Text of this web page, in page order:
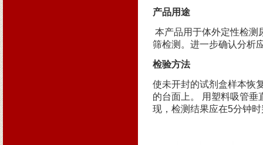
产品用途
本产品用于体外定性检测
筛检测。进一步确认分析
检验方法
使未开封的试剂盒样本恢
的台面上。 用塑料吸管
现，检测结果应在5分钟